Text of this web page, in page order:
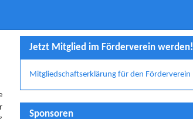
Jetzt Mitglied im Förderverein werden!
Mitgliedschaftserklärung für den Förderverein
Sponsoren